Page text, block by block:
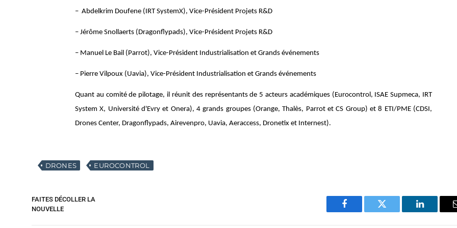
– Abdelkrim Doufene (IRT SystemX), Vice-Président Projets R&D
– Jérôme Snollaerts (Dragonflypads), Vice-Président Projets R&D
– Manuel Le Bail (Parrot), Vice-Président Industrialisation et Grands événements
– Pierre Vilpoux (Uavia), Vice-Président Industrialisation et Grands événements
Quant au comité de pilotage, il réunit des représentants de 5 acteurs académiques (Eurocontrol, ISAE Supmeca, IRT
System X, Université d'Evry et Onera), 4 grands groupes (Orange, Thalès, Parrot et CS Group) et 8 ETI/PME (CDSI,
Drones Center, Dragonflypads, Airevenpro, Uavia, Aeraccess, Dronetix et Internest).
DRONES EUROCONTROL
FAITES DÉCOLLER LA
NOUVELLE
Facebook Twitter LinkedIn